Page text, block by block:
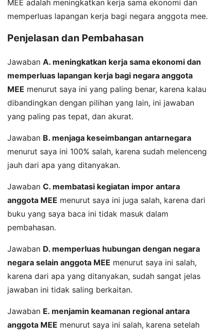
MEE adalah meningkatkan kerja sama ekonomi dan
memperluas lapangan kerja bagi negara anggota mee.
Penjelasan dan Pembahasan
Jawaban A. meningkatkan kerja sama ekonomi dan
memperluas lapangan kerja bagi negara anggota
MEE menurut saya ini yang paling benar, karena kalau
dibandingkan dengan pilihan yang lain, ini jawaban
yang paling pas tepat, dan akurat.
Jawaban B. menjaga keseimbangan antarnegara
menurut saya ini 100% salah, karena sudah melenceng
jauh dari apa yang ditanyakan.
Jawaban C. membatasi kegiatan impor antara
anggota MEE menurut saya ini juga salah, karena dari
buku yang saya baca ini tidak masuk dalam
pembahasan.
Jawaban D. memperluas hubungan dengan negara
negara selain anggota MEE menurut saya ini salah,
karena dari apa yang ditanyakan, sudah sangat jelas
jawaban ini tidak saling berkaitan.
Jawaban E. menjamin keamanan regional antara
anggota MEE menurut saya ini salah, karena setelah